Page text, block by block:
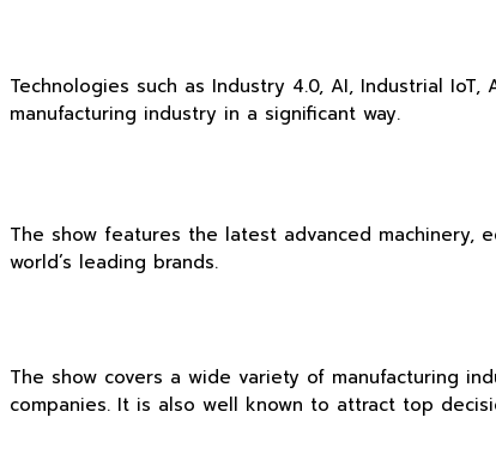
Technologies such as Industry 4.0, AI, Industrial
manufacturing industry in a significant way.
The show features the latest advanced machinery,
world’s leading brands.
The show covers a wide variety of manufacturing
companies. It is also well known to attract top